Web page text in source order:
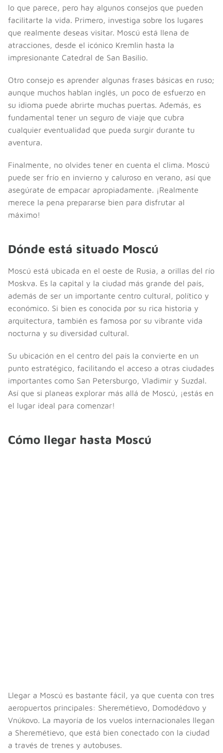
lo que parece, pero hay algunos consejos que pueden
facilitarte la vida. Primero, investiga sobre los lugares
que realmente deseas visitar. Moscú está llena de
atracciones, desde el icónico Kremlin hasta la
impresionante Catedral de San Basilio.
Otro consejo es aprender algunas frases básicas en ruso;
aunque muchos hablan inglés, un poco de esfuerzo en
su idioma puede abrirte muchas puertas. Además, es
fundamental tener un seguro de viaje que cubra
cualquier eventualidad que pueda surgir durante tu
aventura.
Finalmente, no olvides tener en cuenta el clima. Moscú
puede ser frío en invierno y caluroso en verano, así que
asegúrate de empacar apropiadamente. ¡Realmente
merece la pena prepararse bien para disfrutar al
máximo!
Dónde está situado Moscú
Moscú está ubicada en el oeste de Rusia, a orillas del río
Moskva. Es la capital y la ciudad más grande del país,
además de ser un importante centro cultural, político y
económico. Si bien es conocida por su rica historia y
arquitectura, también es famosa por su vibrante vida
nocturna y su diversidad cultural.
Su ubicación en el centro del país la convierte en un
punto estratégico, facilitando el acceso a otras ciudades
importantes como San Petersburgo, Vladimir y Suzdal.
Así que si planeas explorar más allá de Moscú, ¡estás en
el lugar ideal para comenzar!
Cómo llegar hasta Moscú
Llegar a Moscú es bastante fácil, ya que cuenta con tres
aeropuertos principales: Sheremétievo, Domodédovo y
Vnúkovo. La mayoría de los vuelos internacionales llegan
a Sheremétievo, que está bien conectado con la ciudad
a través de trenes y autobuses.